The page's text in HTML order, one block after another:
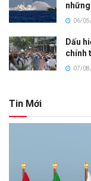
06/
Dấu
chính
07/
Tin Mới